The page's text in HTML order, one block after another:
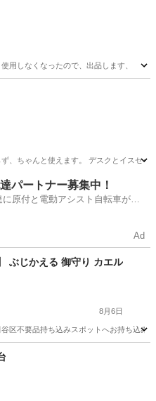
用しなくなったので、出品します、
、ちゃんと使えます。 デスクとイスセ
ル パートナー募集中！
原付と電動アシスト自転車が登
Ad
ぶじかえる 御守り カエル
8月6日
要品持ち込みスポットへお持ち込みし